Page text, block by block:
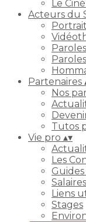
Le
Acteurs du
Partenaires
Nos
Tutos
Vie pro ▴▾
Les
Liens
Stages